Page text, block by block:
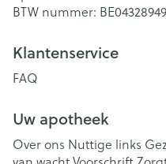
BTW nummer:
Klantenservice
FAQ
Uw apotheek
Over ons Nuttige links